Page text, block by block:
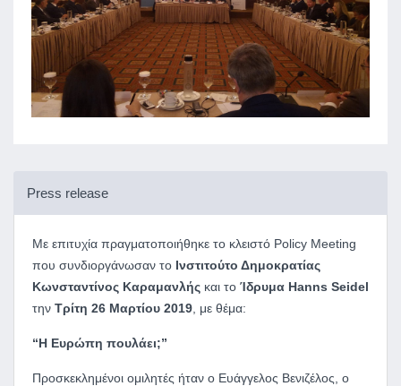
Press release
Με επιτυχία πραγματοποιήθηκε το κλειστό Policy Meeting
που συνδιοργάνωσαν το Ινστιτούτο Δημοκρατίας
Κωνσταντίνος Καραμανλής και το Ίδρυμα Hanns Seidel
την Τρίτη 26 Μαρτίου 2019 , με θέμα:
“Η Ευρώπη πουλάει;”
Προσκεκλημένοι ομιλητές ήταν ο Ευάγγελος Βενιζέλος, ο